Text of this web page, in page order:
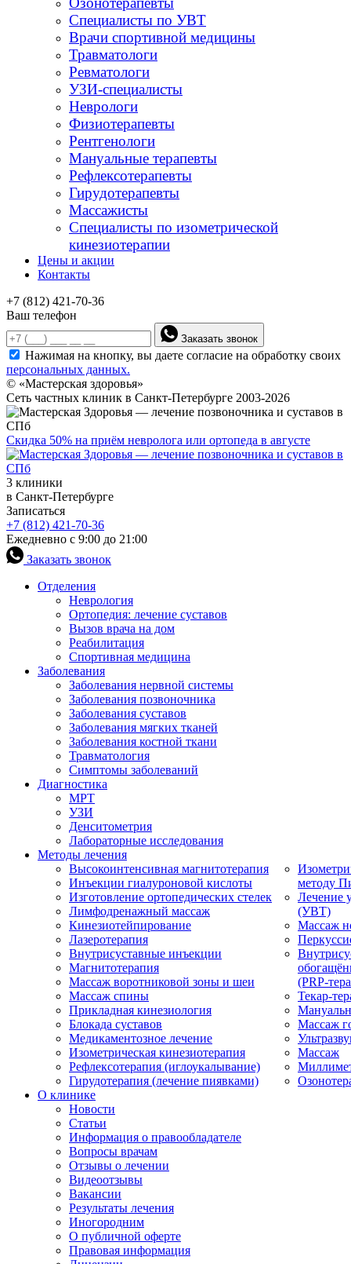
Специалисты по УВТ
Врачи спортивной медицины
Травматологи
Ревматологи
УЗИ-специалисты
Неврологи
Физиотерапевты
Рентгенологи
Мануальные терапевты
Рефлексотерапевты
Гирудотерапевты
Массажисты
Специалисты по изометрической
кинезиотерапии
Цены и акции
Контакты
+7 (812) 421-70-36
Ваш телефон
Заказать звонок
Нажимая на кнопку, вы даете согласие на обработку своих
персональных данных.
© «Мастерская здоровья»
Сеть частных клиник в Санкт-Петербурге 2003-2026
Скидка 50% на приём невролога или ортопеда в августе
3 клиники
в Санкт-Петербурге
Записаться
+7 (812) 421-70-36
Ежедневно с 9:00 до 21:00
Заказать звонок
Отделения
Неврология
Ортопедия: лечение суставов
Вызов врача на дом
Реабилитация
Спортивная медицина
Заболевания
Заболевания нервной системы
Заболевания позвоночника
Заболевания суставов
Заболевания мягких тканей
Заболевания костной ткани
Травматология
Симптомы заболеваний
Диагностика
МРТ
УЗИ
Денситометрия
Лабораторные исследования
Методы лечения
Высокоинтенсивная магнитотерапия
Инъекции гиалуроновой кислоты
Изготовление ортопедических стелек
Лимфодренажный массаж
Кинезиотейпирование
Лазеротерапия
Внутрисуставные инъекции
Магнитотерапия
Массаж воротниковой зоны и шеи
Массаж спины
Прикладная кинезиология
Блокада суставов
Медикаментозное лечение
Изометрическая кинезиотерапия
Рефлексотерапия (иглоукалывание)
Гирудотерапия (лечение пиявками)
методу
Лечение
(УВТ)
Массаж
(PRP-
Текар-
Массаж
Массаж
О клинике
Новости
Статьи
Информация о правообладателе
Вопросы врачам
Отзывы о лечении
Видеоотзывы
Вакансии
Результаты лечения
Иногородним
О публичной оферте
Правовая информация